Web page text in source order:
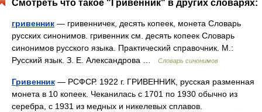
Смотреть что такое "Гривенник" в других словарях:
гривенник — гривенничек, десять копеек, монета Словарь
русских синонимов. гривенник см. десять копеек Словарь
синонимов русского языка. Практический справочник. М.:
Русский язык. З. Е. Александрова …
Словарь синонимов
Гривенник — РСФСР. 1922 г. ГРИВЕННИК, русская разменная
монета в 10 копеек. Чеканилась с 1701 по 1930 обычно из
серебра, с 1931 из медных и никелевых сплавов.